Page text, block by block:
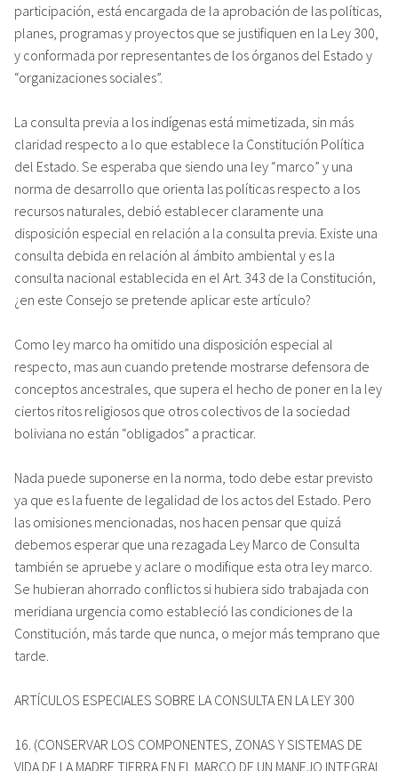
participación, está encargada de la aprobación de las políticas,
planes, programas y proyectos que se justifiquen en la Ley 300,
y conformada por representantes de los órganos del Estado y
“organizaciones sociales”.
La consulta previa a los indígenas está mimetizada, sin más
claridad respecto a lo que establece la Constitución Política
del Estado. Se esperaba que siendo una ley “marco” y una
norma de desarrollo que orienta las políticas respecto a los
recursos naturales, debió establecer claramente una
disposición especial en relación a la consulta previa. Existe una
consulta debida en relación al ámbito ambiental y es la
consulta nacional establecida en el Art. 343 de la Constitución,
¿en este Consejo se pretende aplicar este artículo?
Como ley marco ha omitido una disposición especial al
respecto, mas aun cuando pretende mostrarse defensora de
conceptos ancestrales, que supera el hecho de poner en la ley
ciertos ritos religiosos que otros colectivos de la sociedad
boliviana no están “obligados” a practicar.
Nada puede suponerse en la norma, todo debe estar previsto
ya que es la fuente de legalidad de los actos del Estado. Pero
las omisiones mencionadas, nos hacen pensar que quizá
debemos esperar que una rezagada Ley Marco de Consulta
también se apruebe y aclare o modifique esta otra ley marco.
Se hubieran ahorrado conflictos si hubiera sido trabajada con
meridiana urgencia como estableció las condiciones de la
Constitución, más tarde que nunca, o mejor más temprano que
tarde.
ARTÍCULOS ESPECIALES SOBRE LA CONSULTA EN LA LEY 300
16. (CONSERVAR LOS COMPONENTES, ZONAS Y SISTEMAS DE
VIDA DE LA MADRE TIERRA EN EL MARCO DE UN MANEJO INTEGRAL